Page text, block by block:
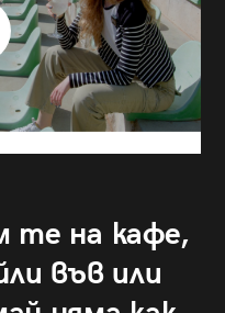
те на кафе,
във или